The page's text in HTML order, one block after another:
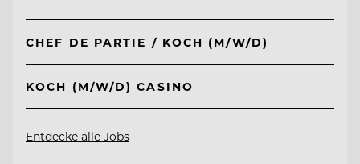
CHEF DE PARTIE / KOCH (M/W/D)
KOCH (M/W/D) CASINO
Entdecke alle Jobs